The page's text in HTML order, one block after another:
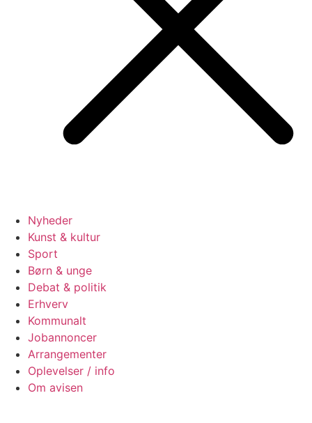
Nyheder
Kunst & kultur
Sport
Børn & unge
Debat & politik
Erhverv
Kommunalt
Jobannoncer
Arrangementer
Oplevelser / info
Om avisen